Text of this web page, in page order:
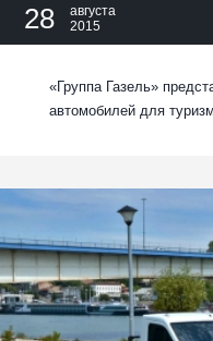
28
августа
2015
«Группа Газель»
автомобилей для